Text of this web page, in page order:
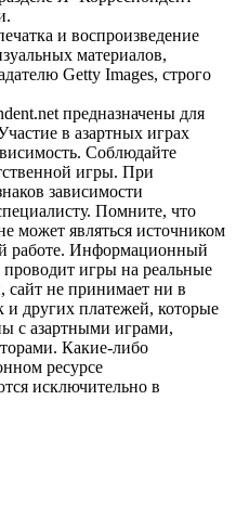
и воспроизведение
материалов,
Getty Images, строго
предназначены для
в азартных играх
Соблюдайте
игры. При
зависимости
Помните, что
может являться источником
работе. Информационный
проводит игры на реальные
сайт не принимает ни в
и других платежей, которые
с азартными играми,
Какие-либо
ресурсе
исключительно в